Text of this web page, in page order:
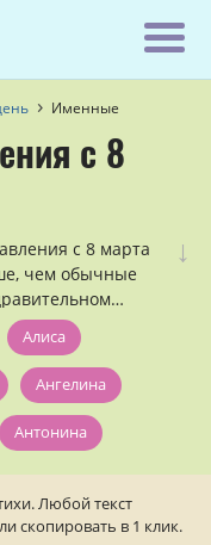
Именные
с 8
↓
с 8 марта
чем обычные
слух и
и желанной! Это
используем же
Алиса
Ангелина
Антонина
Виктория
Любой текст
скопировать в 1 клик.